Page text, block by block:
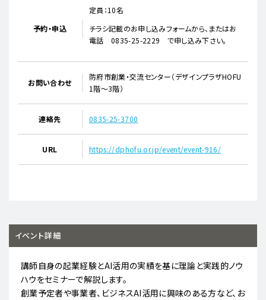
予約・申込
定員：10名
チラシ記載のお申し込みフォームから、またはお
電話 0835-25-2229 で申し込み下さい。
お問い合わせ
防府市創業・交流センター（デザインプラザHOFU
1階～3階）
連絡先 0835-25-3700
URL https://dphofu.or.jp/event/event-916/
イベント詳細
講師自身の起業経験とAI活用の実績を基に理論と実践的ノウ
ハウをセミナーで解説します。
創業予定者や事業者、ビジネスAI活用に興味のある方など、お